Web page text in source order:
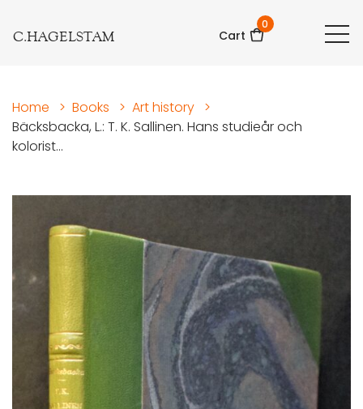
C.HAGELSTAM Cart
0
Home > Books > Art history >
Bäcksbacka, L.: T. K. Sallinen. Hans studieår och
kolorist...